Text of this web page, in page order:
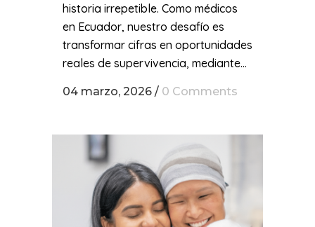
historia irrepetible. Como médicos
en Ecuador, nuestro desafío es
transformar cifras en oportunidades
reales de supervivencia, mediante...
04 marzo, 2026 / 0 Comments